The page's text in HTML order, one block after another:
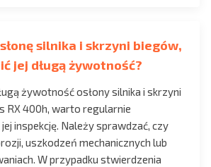
silnika i skrzyni biegów,
jej długą żywotność?
żywotność osłony silnika i skrzyni
RX 400h, warto regularnie
inspekcję. Należy sprawdzać, czy
uszkodzeń mechanicznych lub
W przypadku stwierdzenia